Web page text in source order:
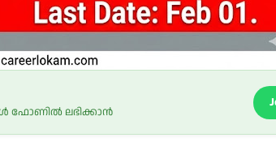
ഫോണിൽ ലഭിക്കാൻ